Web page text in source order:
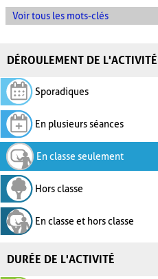
Voir tous les mots-clés
DÉROULEMENT DE L'ACTIVITÉ
Sporadiques
En plusieurs séances
En classe seulement
Hors classe
En classe et hors classe
DURÉE DE L'ACTIVITÉ